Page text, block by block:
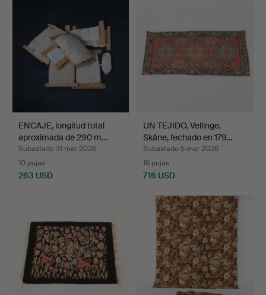
ENCAJE, longitud total
aproximada de 290 m…
Subastado 31 mar 2026
10 pujas
263 USD
UN TEJIDO, Vellinge,
Skåne, fechado en 179…
Subastado 5 mar 2026
16 pujas
716 USD